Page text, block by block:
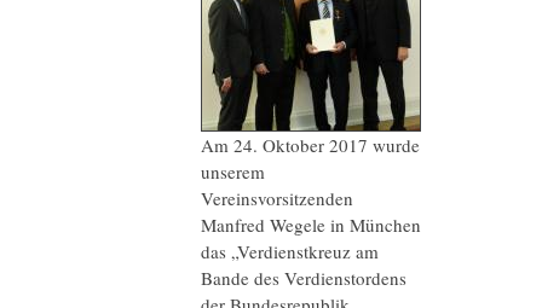
Am 24. Oktober 2017 wurde
unserem
Vereinsvorsitzenden
Manfred Wegele in München
das „Verdienstkreuz am
Bande des Verdienstordens